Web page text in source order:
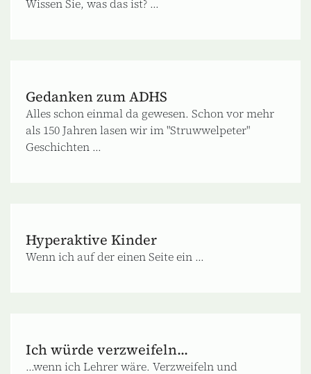
Wissen Sie, was das ist? ...
Gedanken zum ADHS
Alles schon einmal da gewesen. Schon vor mehr
als 150 Jahren lasen wir im "Struwwelpeter"
Geschichten ...
Hyperaktive Kinder
Wenn ich auf der einen Seite ein ...
Ich würde verzweifeln...
...wenn ich Lehrer wäre. Verzweifeln und